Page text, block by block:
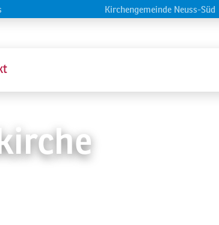
Navigation überspringen
Kirchengemeinde Neuss-Süd